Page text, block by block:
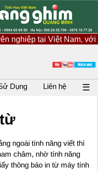
Nam, với nguồn
☰
Liên hệ
Dụng
ngoài tính năng viết thì
châm, nhờ tính năng
thông báo in từ máy tính